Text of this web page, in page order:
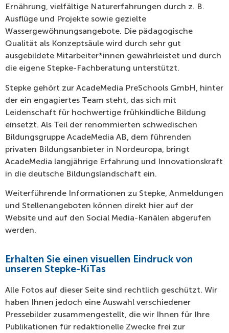
Ernährung, vielfältige Naturerfahrungen durch z. B.
Ausflüge und Projekte sowie gezielte
Wassergewöhnungsangebote. Die pädagogische
Qualität als Konzeptsäule wird durch sehr gut
ausgebildete Mitarbeiter*innen gewährleistet und durch
die eigene Stepke-Fachberatung unterstützt.
Stepke gehört zur AcadeMedia PreSchools GmbH, hinter
der ein engagiertes Team steht, das sich mit
Leidenschaft für hochwertige frühkindliche Bildung
einsetzt. Als Teil der renommierten schwedischen
Bildungsgruppe AcadeMedia AB, dem führenden
privaten Bildungsanbieter in Nordeuropa, bringt
AcadeMedia langjährige Erfahrung und Innovationskraft
in die deutsche Bildungslandschaft ein.
Weiterführende Informationen zu Stepke, Anmeldungen
und Stellenangeboten können direkt hier auf der
Website und auf den Social Media-Kanälen abgerufen
werden.
Erhalten Sie einen visuellen Eindruck von
unseren Stepke-KiTas
Alle Fotos auf dieser Seite sind rechtlich geschützt. Wir
haben Ihnen jedoch eine Auswahl verschiedener
Pressebilder zusammengestellt, die wir Ihnen für Ihre
Publikationen für redaktionelle Zwecke frei zur